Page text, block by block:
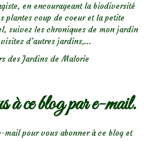
en encourageant la biodiversité
plantes coup de coeur et la petite
suivez les chroniques de mon jardin
d’autres jardins,...
des Jardins de Malorie
à ce blog par e-mail.
mail pour vous abonner à ce blog et